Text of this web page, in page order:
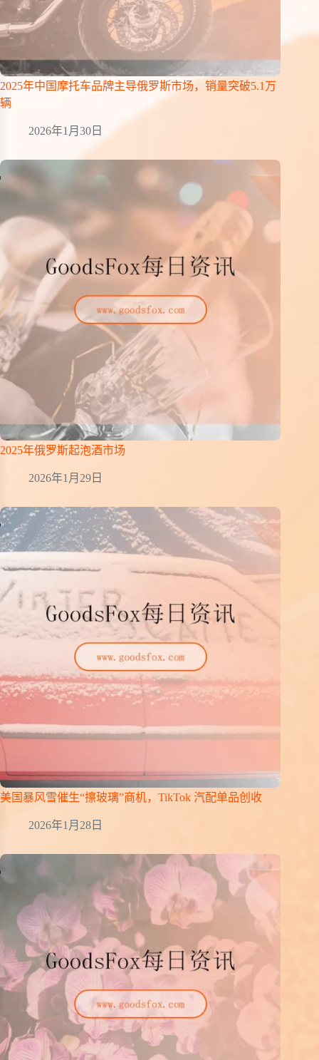
2025年中国摩托车品牌主导俄罗斯市场，销量突破5.1万
辆
2026年1月30日
2025年俄罗斯起泡酒市场
2026年1月29日
美国暴风雪催生“擦玻璃”商机，TikTok 汽配单品创收
2026年1月28日